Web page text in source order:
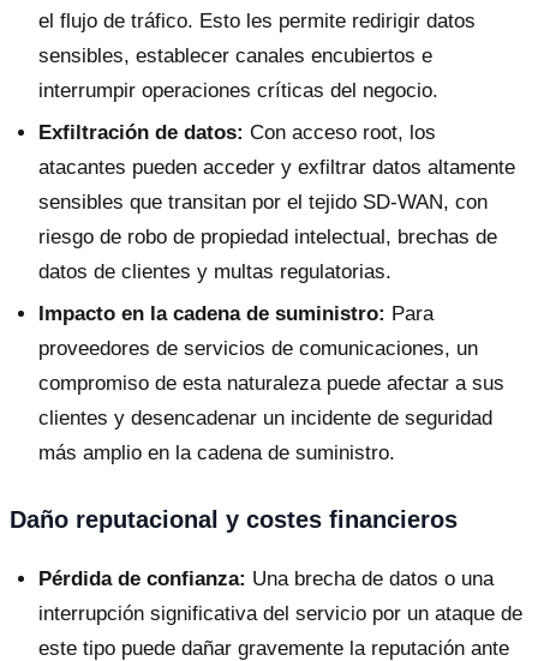
el flujo de tráfico. Esto les permite redirigir datos
sensibles, establecer canales encubiertos e
interrumpir operaciones críticas del negocio.
Exfiltración de datos: Con acceso root, los
atacantes pueden acceder y exfiltrar datos altamente
sensibles que transitan por el tejido SD-WAN, con
riesgo de robo de propiedad intelectual, brechas de
datos de clientes y multas regulatorias.
Impacto en la cadena de suministro: Para
proveedores de servicios de comunicaciones, un
compromiso de esta naturaleza puede afectar a sus
clientes y desencadenar un incidente de seguridad
más amplio en la cadena de suministro.
Daño reputacional y costes financieros
Pérdida de confianza: Una brecha de datos o una
interrupción significativa del servicio por un ataque de
este tipo puede dañar gravemente la reputación ante